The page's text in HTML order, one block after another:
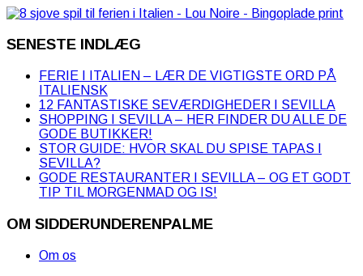
SENESTE INDLÆG
FERIE I ITALIEN – LÆR DE VIGTIGSTE ORD PÅ
ITALIENSK
12 FANTASTISKE SEVÆRDIGHEDER I SEVILLA
SHOPPING I SEVILLA – HER FINDER DU ALLE DE
GODE BUTIKKER!
STOR GUIDE: HVOR SKAL DU SPISE TAPAS I
SEVILLA?
GODE RESTAURANTER I SEVILLA – OG ET GODT
TIP TIL MORGENMAD OG IS!
OM SIDDERUNDERENPALME
Om os